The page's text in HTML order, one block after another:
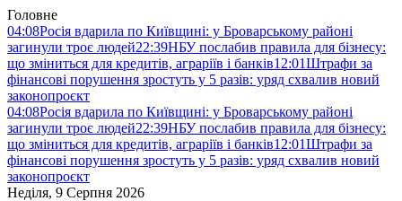
Головне
04:08Росія вдарила по Київщині: у Броварському районі
загинули троє людей22:39НБУ послабив правила для бізнесу:
що зміниться для кредитів, аграріїв і банків12:01Штрафи за
фінансові порушення зростуть у 5 разів: уряд схвалив новий
законопроєкт
04:08Росія вдарила по Київщині: у Броварському районі
загинули троє людей22:39НБУ послабив правила для бізнесу:
що зміниться для кредитів, аграріїв і банків12:01Штрафи за
фінансові порушення зростуть у 5 разів: уряд схвалив новий
законопроєкт
Неділя, 9 Серпня 2026